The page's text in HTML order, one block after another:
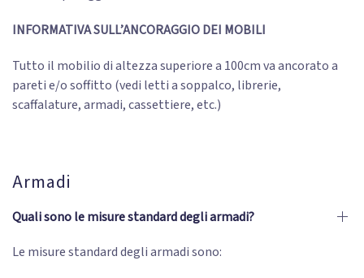
INFORMATIVA SULL’ANCORAGGIO DEI MOBILI
Tutto il mobilio di altezza superiore a 100cm va ancorato a
pareti e/o soffitto (vedi letti a soppalco, librerie,
scaffalature, armadi, cassettiere, etc.)
Armadi
Quali sono le misure standard degli armadi?
Le misure standard degli armadi sono: